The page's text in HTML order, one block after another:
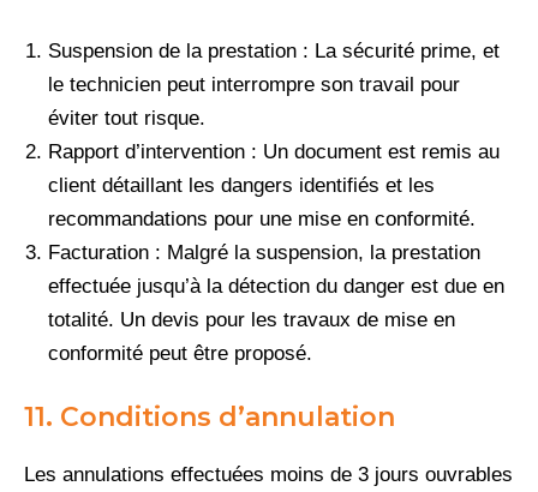
Suspension de la prestation : La sécurité prime, et
le technicien peut interrompre son travail pour
éviter tout risque.
Rapport d’intervention : Un document est remis au
client détaillant les dangers identifiés et les
recommandations pour une mise en conformité.
Facturation : Malgré la suspension, la prestation
effectuée jusqu’à la détection du danger est due en
totalité. Un devis pour les travaux de mise en
conformité peut être proposé.
11. Conditions d’annulation
Les annulations effectuées moins de 3 jours ouvrables